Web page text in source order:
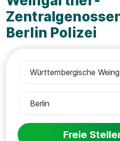
Berlin Polizei
Freie